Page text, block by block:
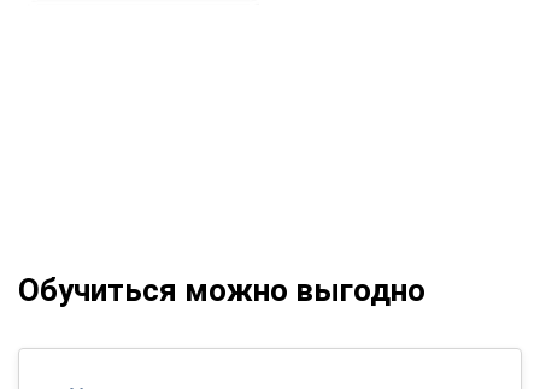
Обучиться можно выгодно